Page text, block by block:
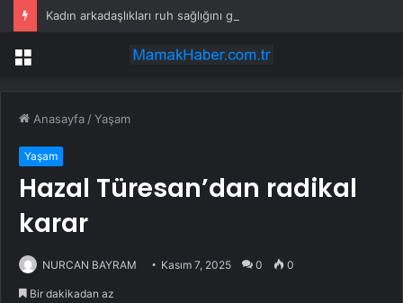
Kadın arkadaşlıkları ruh sağlığını güçlendiriyor
Menü
Anasayfa /Yaşam
Yaşam
Hazal Türesan’dan radikal
karar
NURCAN BAYRAM Kasım 7, 2025 0 0
Bir dakikadan az